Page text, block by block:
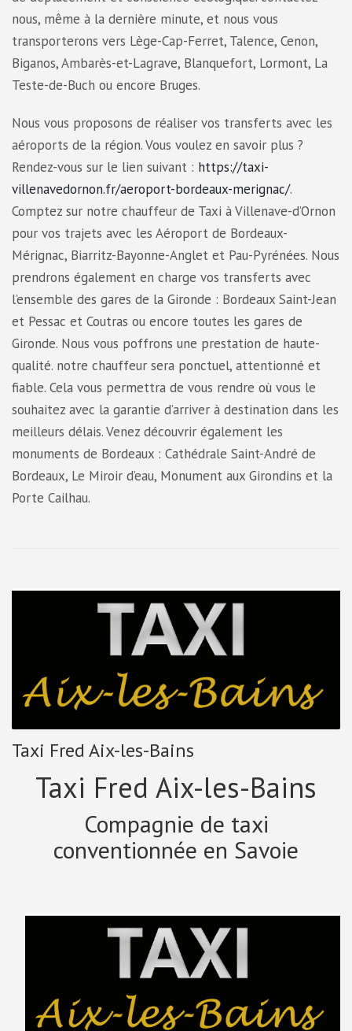
nous, même à la dernière minute, et nous vous
transporterons vers Lège-Cap-Ferret, Talence, Cenon,
Biganos, Ambarès-et-Lagrave, Blanquefort, Lormont, La
Teste-de-Buch ou encore Bruges.
Nous vous proposons de réaliser vos transferts avec les
aéroports de la région. Vous voulez en savoir plus ?
Rendez-vous sur le lien suivant : https://taxi-
villenavedornon.fr/aeroport-bordeaux-merignac/.
Comptez sur notre chauffeur de Taxi à Villenave-d’Ornon
pour vos trajets avec les Aéroport de Bordeaux-
Mérignac, Biarritz-Bayonne-Anglet et Pau-Pyrénées. Nous
prendrons également en charge vos transferts avec
l’ensemble des gares de la Gironde : Bordeaux Saint-Jean
et Pessac et Coutras ou encore toutes les gares de
Gironde. Nous vous poffrons une prestation de haute-
qualité. notre chauffeur sera ponctuel, attentionné et
fiable. Cela vous permettra de vous rendre où vous le
souhaitez avec la garantie d’arriver à destination dans les
meilleurs délais. Venez découvrir également les
monuments de Bordeaux : Cathédrale Saint-André de
Bordeaux, Le Miroir d’eau, Monument aux Girondins et la
Porte Cailhau.
Taxi Fred Aix-les-Bains
Taxi Fred Aix-les-Bains
Compagnie de taxi
conventionnée en Savoie